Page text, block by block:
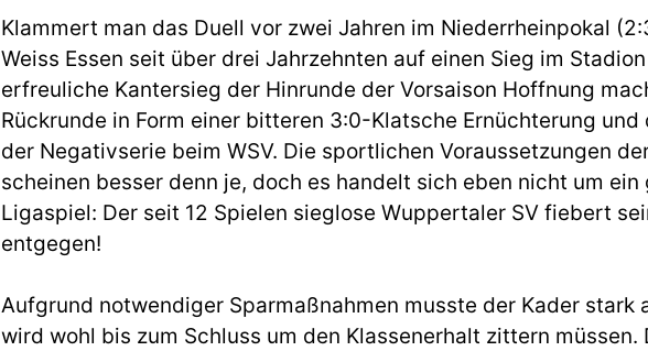
Klammert man das Duell vor zwei Jahren im Niederrheinpokal
Weiss Essen seit über drei Jahrzehnten auf einen Sieg im
erfreuliche Kantersieg der Hinrunde der Vorsaison Hoffnung
Rückrunde in Form einer bitteren 3:0-Klatsche Ernüchterung
der Negativserie beim WSV. Die sportlichen Voraussetzungen
scheinen besser denn je, doch es handelt sich eben nicht um ein
Ligaspiel: Der seit 12 Spielen sieglose Wuppertaler SV fiebert
entgegen!
Aufgrund notwendiger Sparmaßnahmen musste der Kader stark
wird wohl bis zum Schluss um den Klassenerhalt zittern müssen.